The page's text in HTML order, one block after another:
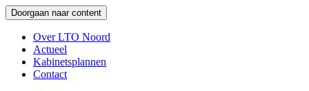
Doorgaan naar content
Over LTO Noord
Actueel
Kabinetsplannen
Contact